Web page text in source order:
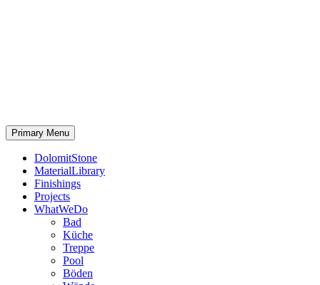
Primary Menu
DolomitStone
MaterialLibrary
Finishings
Projects
WhatWeDo
Bad
Küche
Treppe
Pool
Böden